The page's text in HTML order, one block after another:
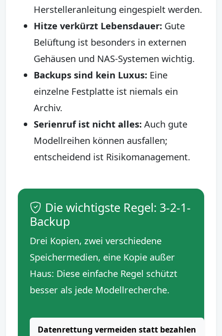
Herstelleranleitung eingespielt werden.
Hitze verkürzt Lebensdauer: Gute
Belüftung ist besonders in externen
Gehäusen und NAS-Systemen wichtig.
Backups sind kein Luxus: Eine
einzelne Festplatte ist niemals ein
Archiv.
Serienruf ist nicht alles: Auch gute
Modellreihen können ausfallen;
entscheidend ist Risikomanagement.
Die wichtigste Regel: 3-2-1-
Backup
Drei Kopien, zwei verschiedene
Speichermedien, eine Kopie außer
Haus: Diese einfache Regel schützt
besser als jede Modellrecherche.
Datenrettung vermeiden statt bezahlen